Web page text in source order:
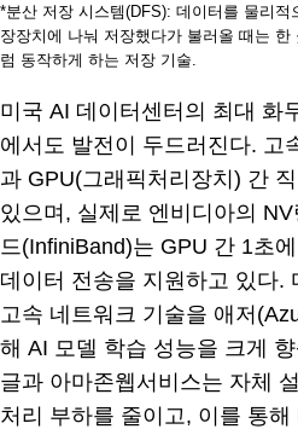
*분산 저장 시스템(DFS): 데이터를 물리
장장치에 나눠 저장했다가 불러올 때는
럼 동작하게 하는 저장 기술.
미국 AI 데이터센터의 최대 화
에서도 발전이 두드러진다. 고
과 GPU(그래픽처리장치) 간
있으며, 실제로 엔비디아의
드(InfiniBand)는 GPU 간 1초
데이터 전송을 지원하고 있다.
고속 네트워크 기술을 애저
해 AI 모델 학습 성능을 크게
글과 아마존웹서비스는 자체
처리 부하를 줄이고, 이를 통